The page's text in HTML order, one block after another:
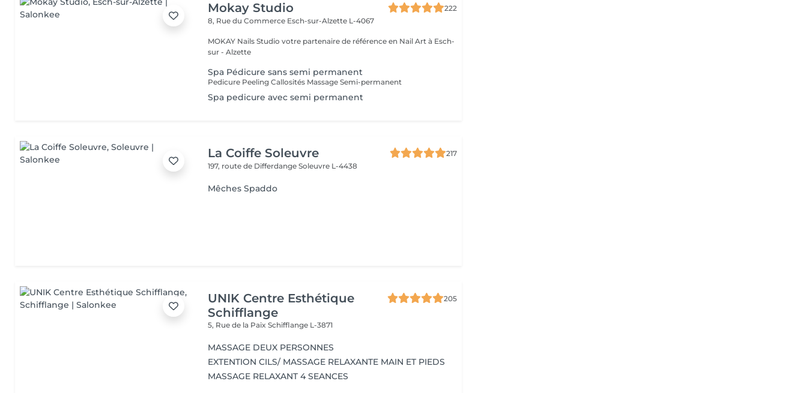
Mokay Studio
222
8, Rue du Commerce Esch-sur-Alzette L-4067
MOKAY Nails Studio votre partenaire de référence en Nail Art à Esch-
sur - Alzette
Spa Pédicure sans semi permanent
Pedicure Peeling Callosités Massage Semi-permanent
Spa pedicure avec semi permanent
La Coiffe Soleuvre
217
197, route de DifferdangeSoleuvre L-4438
Mêches Spaddo
UNIK Centre Esthétique
Schifflange
205
5, Rue de la PaixSchifflange L-3871
MASSAGE DEUX PERSONNES
EXTENTION CILS/ MASSAGE RELAXANTE MAIN ET PIEDS
MASSAGE RELAXANT 4 SEANCES